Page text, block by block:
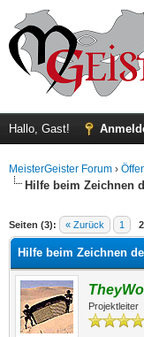
Hallo, Gast!
MeisterGeister Forum ›
Hilfe beim Zeichnen
Seiten (3): « Zurück 1 2
Durchschnitt
Hilfe beim Zeichnen
Projektleiter